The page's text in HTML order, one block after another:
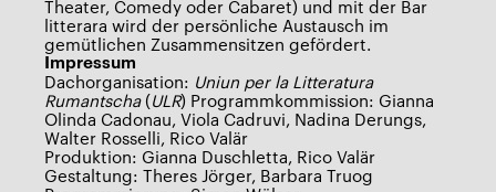
Theater, Comedy oder Cabaret) und mit der Bar
litterara wird der persönliche Austausch im
gemütlichen Zusammensitzen gefördert.
Impressum
Dachorganisation: Uniun per la Litteratura
Rumantscha(ULR) Programmkommission: Gianna
Olinda Cadonau, Viola Cadruvi, Nadina Derungs,
Walter Rosselli, Rico Valär
Produktion: Gianna Duschletta, Rico Valär
Gestaltung: Theres Jörger, Barbara Truog